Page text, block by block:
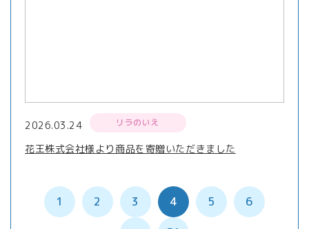
2026.03.24 リラのいえ
花王株式会社様より商品を寄贈いただきました
1 2 3 4 5 6